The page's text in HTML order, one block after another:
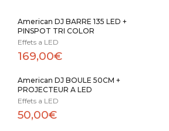
American DJ BARRE 135 LED +
PINSPOT TRI COLOR
Effets a LED
169,00€
American DJ BOULE 50CM +
PROJECTEUR A LED
Effets a LED
50,00€